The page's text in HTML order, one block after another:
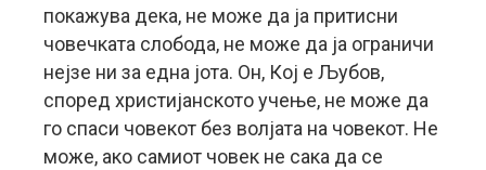
покажува дека, не може да ја притисни
човечката слобода, не може да ја ограничи
нејзе ни за една јота. Он, Кој е Љубов,
според христијанското учење, не може да
го спаси човекот без волјата на човекот. Не
може, ако самиот човек не сака да се